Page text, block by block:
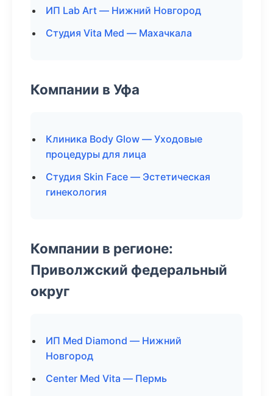
ИП Lab Art — Нижний Новгород
Студия Vita Med — Махачкала
Компании в Уфа
Клиника Body Glow — Уходовые
процедуры для лица
Студия Skin Face — Эстетическая
гинекология
Компании в регионе:
Приволжский федеральный
округ
ИП Med Diamond — Нижний
Новгород
Center Med Vita — Пермь